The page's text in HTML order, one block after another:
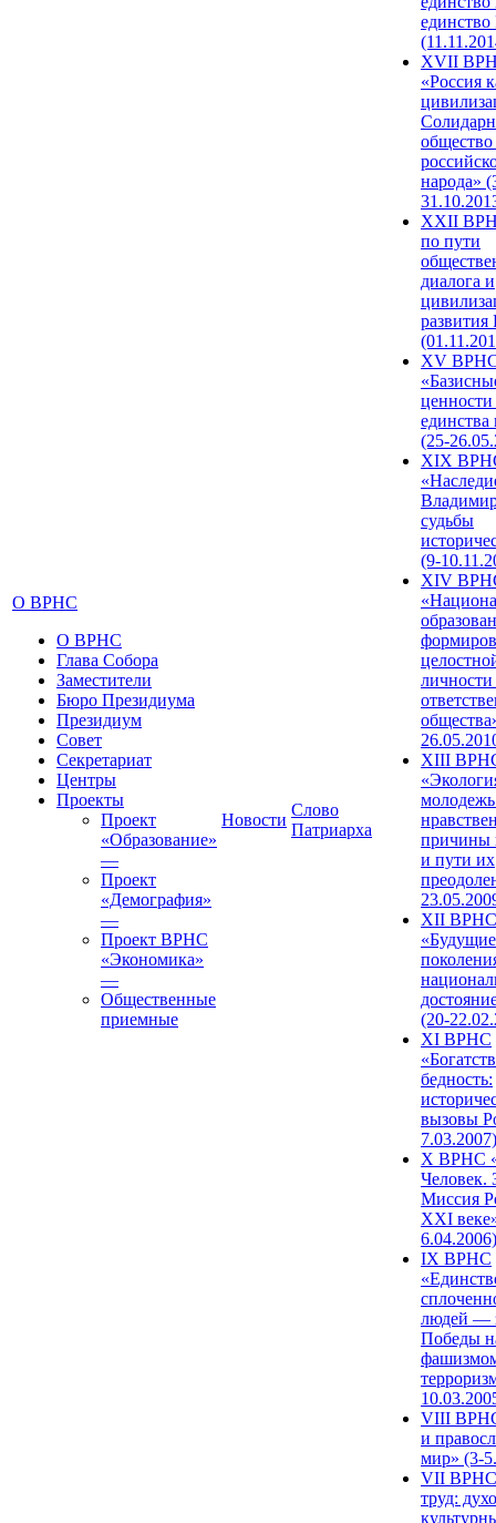
О ВРНС
О ВРНС
Глава Собора
Заместители
Бюро Президиума
Президиум
Совет
Секретариат
Центры
Проекты
Проект
«Образование»
—
Проект
«Демография»
—
Проект ВРНС
«Экономика»
—
Общественные
приемные
Новости
Слово
Патриарха
единство
XVII
«Россия
народа»
XXII
по пути
диалога и
развития
XV
единства
(25-
XIX
судьбы
(9-
XIV
XIII
причины
и пути их
XII ВРНС
«Будущие
(20-
XI ВРНС
бедность:
вызовы
7.03.2007)
X ВРНС
Человек.
Миссия
XXI
6.04.2006)
IX ВРНС
людей —
Победы
VIII
и
мир» (3-
VII ВРНС
труд: